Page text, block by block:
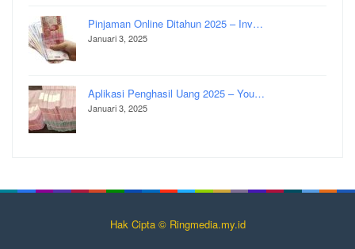
Pinjaman Online Ditahun 2025 – Inv…
Januari 3, 2025
Aplikasi Penghasil Uang 2025 – You…
Januari 3, 2025
Hak Cipta ©️ Ringmedia.my.id